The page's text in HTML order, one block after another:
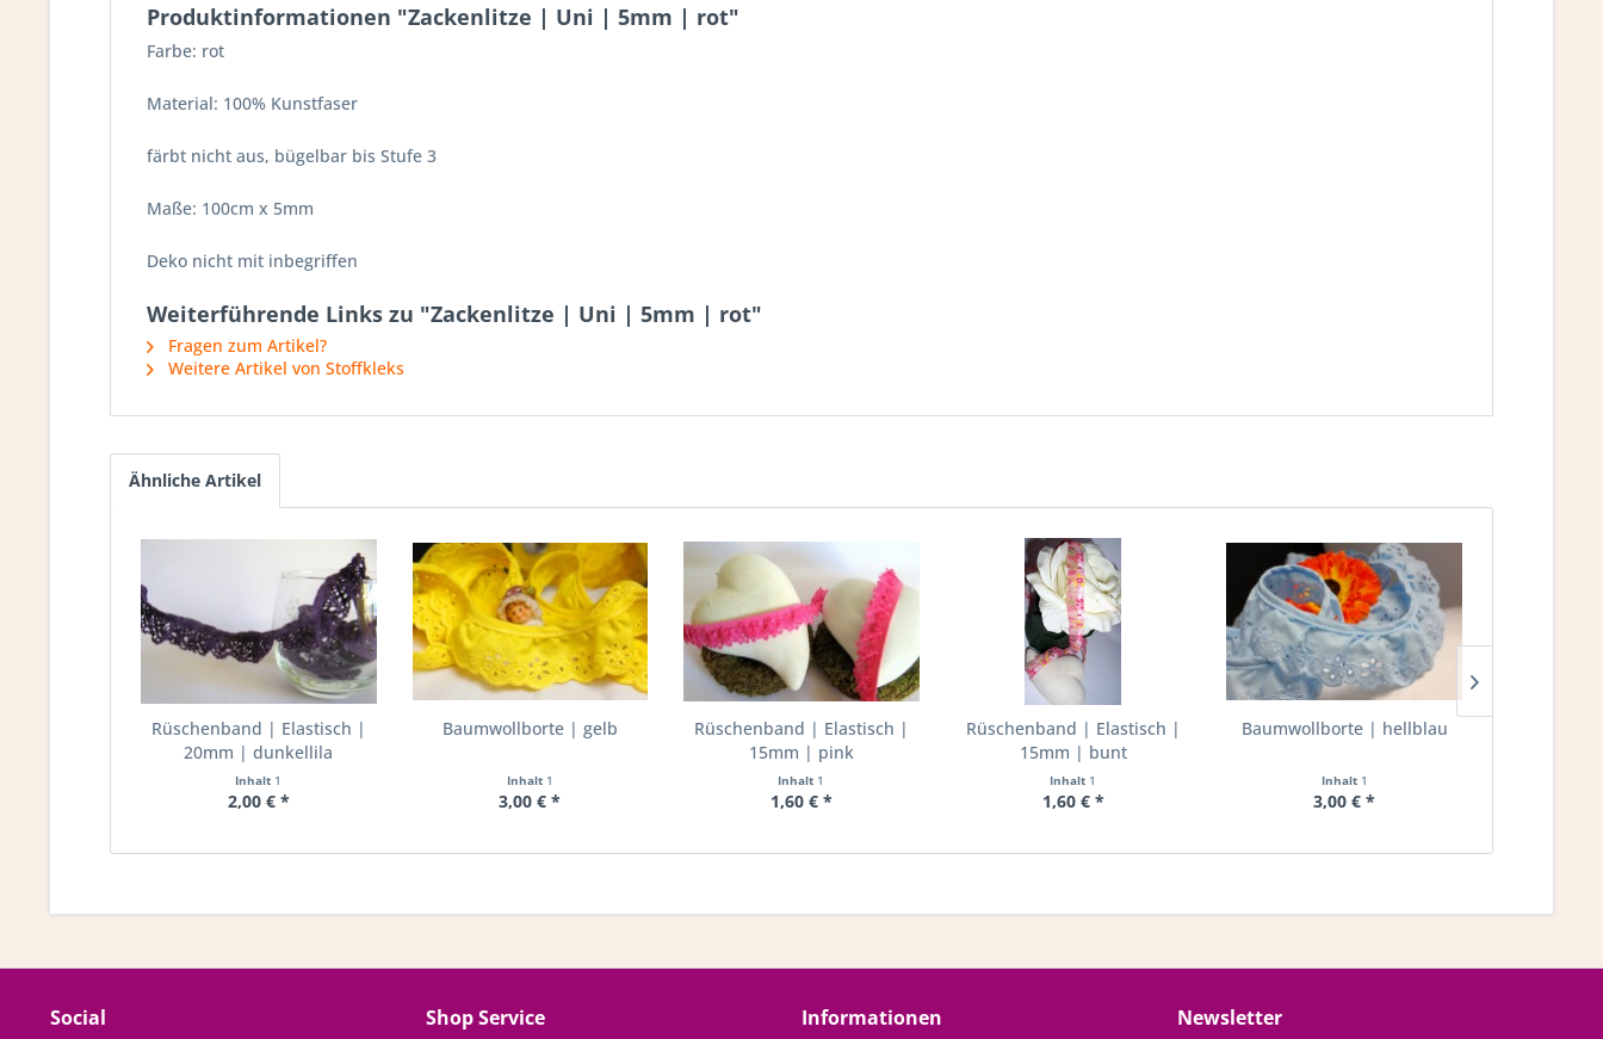
Produktinformationen "Zackenlitze | Uni | 5mm | rot"
Farbe: rot
Material: 100% Kunstfaser
färbt nicht aus, bügelbar bis Stufe 3
Maße: 100cm x 5mm
Deko nicht mit inbegriffen
Weiterführende Links zu "Zackenlitze | Uni | 5mm | rot"
Fragen zum Artikel?
Weitere Artikel von Stoffkleks
Ähnliche Artikel
Rüschenband | Elastisch |
20mm | dunkellila
Inhalt 1
2,00 € *
Baumwollborte | gelb
Inhalt 1
3,00 € *
Rüschenband | Elastisch |
15mm | pink
Inhalt 1
1,60 € *
Rüschenband | Elastisch |
15mm | bunt
Inhalt 1
1,60 € *
Baumwollborte | hellblau
Inhalt 1
3,00 € *
Social Shop Service Informationen Newsletter